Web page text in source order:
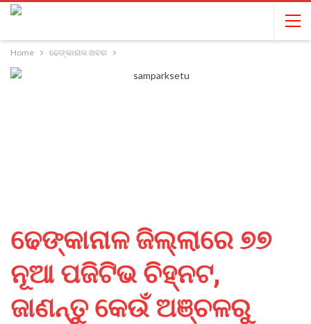
Home ଢେଙ୍କାନାଳ ଖବର
ଢେଙ୍କାନାଳ ଜିଲ୍ଲାରେ ୭୭
ନୂଆ ପଜିଟିଭ ଚିହ୍ନଟ,
ଜାଣନ୍ତୁ କେଉଁ ଅଞ୍ଚଳରୁ